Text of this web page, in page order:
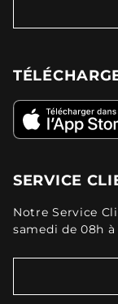
SERVICE
Notre Service
samedi de 08h à